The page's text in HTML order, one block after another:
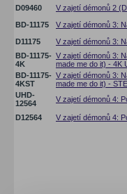
D09460
V zajetí démonů 2
BD-11175
V zajetí démonů 3:
D11175
V zajetí démonů 3:
BD-11175-
4K
V zajetí démonů 3:
made me do it) - 4K
BD-11175-
4KST
V zajetí démonů 3:
made me do it) -
UHD-
12564
V zajetí démonů 4:
D12564 V zajetí démonů 4: